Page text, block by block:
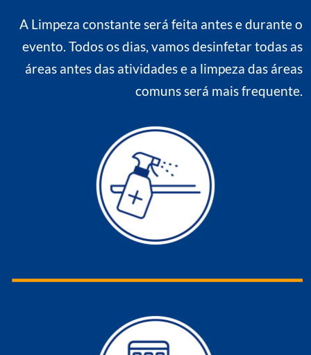
A Limpeza constante será feita antes e durante o
evento. Todos os dias, vamos desinfetar todas as
áreas antes das atividades e a limpeza das áreas
comuns será mais frequente.